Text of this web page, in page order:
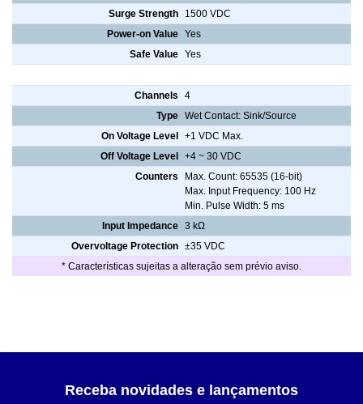
Surge Strength
1500 VDC
Power-on Value Yes
Safe Value Yes
Channels
4
Type Wet Contact: Sink/Source
On Voltage Level +1 VDC Max.
Off Voltage Level +4 ~ 30 VDC
Counters
Max. Count: 65535 (16-bit)
Max. Input Frequency: 100 Hz
Min. Pulse Width: 5 ms
Input Impedance 3 kΩ
Overvoltage Protection ±35 VDC
* Características sujeitas a alteração sem prévio aviso.
Receba novidades e lançamentos